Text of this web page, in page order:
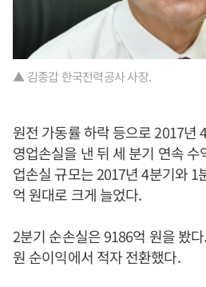
▲ 김종갑 한국전력공사 사장.
원전 가동률 하락 등으로 2017년
영업손실을 낸 뒤 세 분기 연속
업손실 규모는 2017년 4분기와 1
억 원대로 크게 늘었다.
2분기 순손실은 9186억 원을 봤
원 순이익에서 적자 전환했다.